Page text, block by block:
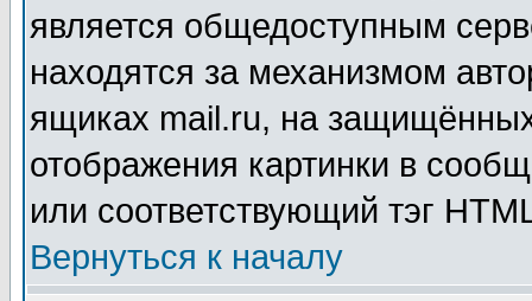
является общедоступным
находятся за механизмом
ящиках mail.ru, на
отображения картинки в
или соответствующий тэг
Вернуться к началу